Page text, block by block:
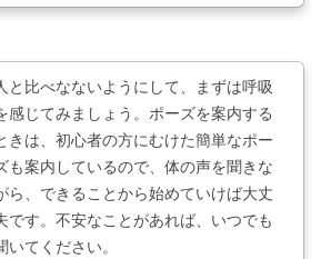
と比べなないようにして、まずは呼吸
感じてみましょう。ポーズを案内する
きは、初心者の方にむけた簡単なポー
も案内しているので、体の声を聞きな
ら、できることから始めていけば大丈
です。不安なことがあれば、いつでも
いてください。